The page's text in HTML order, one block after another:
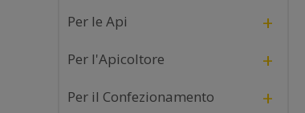
Per le Api +
Per l'Apicoltore +
Per il Confezionamento +